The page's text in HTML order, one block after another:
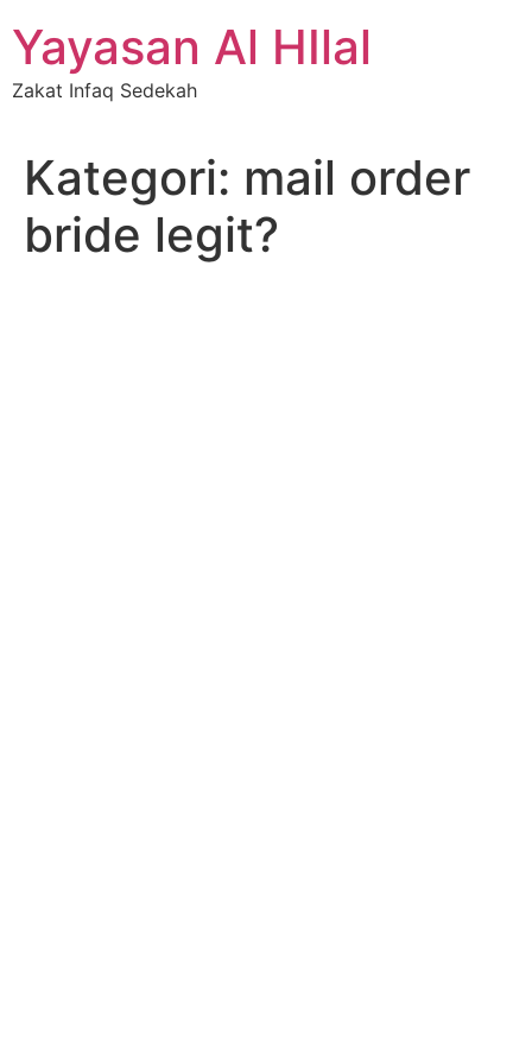
to
content
Yayasan Al HIlal
Zakat Infaq Sedekah
Kategori: mail order
bride legit?